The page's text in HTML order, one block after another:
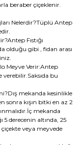
beraber çiçeklenir.
Nelerdir?Tüplü Antep
Fıstığı
olduğu gibi , fidan arası
Meyve Verir:Antep
verebilir.Saksıda bu
mekanda kesinlikle
sonra kışın bitki en az 2
mekanda
derecenin altında, 25
veya meyvede